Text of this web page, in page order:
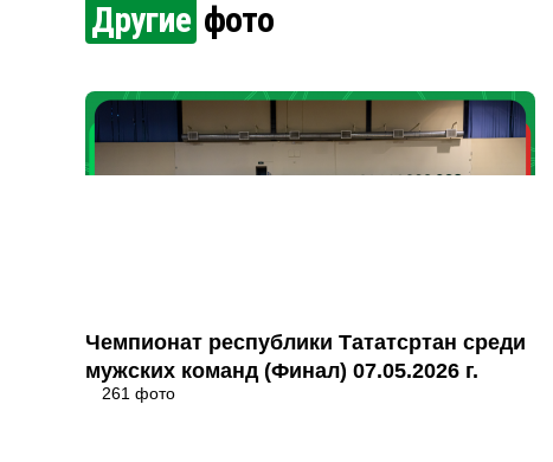
Другие фото
Чемпионат республики Тататсртан среди
мужских команд (Финал) 07.05.2026 г.
261 фото